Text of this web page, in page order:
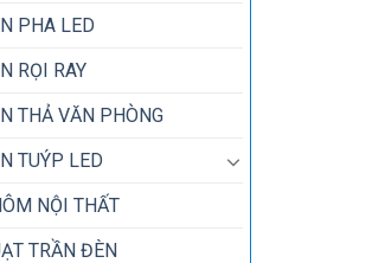
PHA LED
RỌI RAY
THẢ VĂN PHÒNG
TUÝP LED
NỘI THẤT
TRẦN ĐÈN